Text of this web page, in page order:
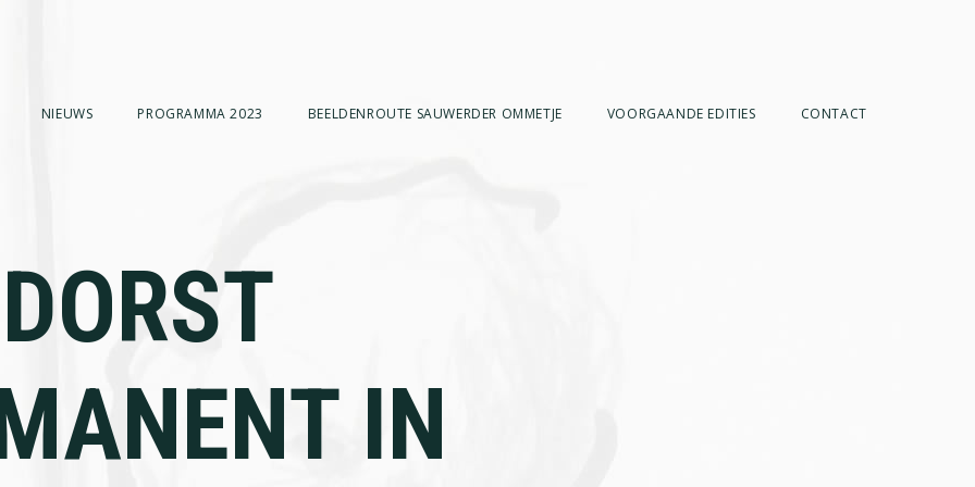
NIEUWS PROGRAMMA 2023 BEELDENROUTE SAUWERDER OMMETJE VOORGAANDE EDITIES CONTACT
IN